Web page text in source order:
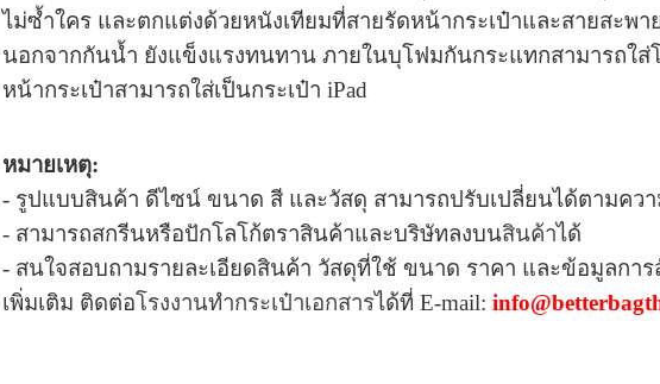
ไม่ซ้ำใคร และตกแต่งด้วยหนังเทียมที่สายรัดหน้ากระเป๋าและสายสะพา
นอกจากกันน้ำ ยังแข็งแรงทนทาน ภายในบุโฟมกันกระแทกสามารถใส่
หน้ากระเป๋าสามารถใส่เป็นกระเป๋า iPad
หมายเหตุ:
- รูปแบบสินค้า ดีไซน์ ขนาด สี และวัสดุ สามารถปรับเปลี่ยนได้ตามควา
- สามารถสกรีนหรือปักโลโก้ตราสินค้าและบริษัทลงบนสินค้าได้
- สนใจสอบถามรายละเอียดสินค้า วัสดุที่ใช้ ขนาด ราคา และข้อมูลการ
เพิ่มเติม ติดต่อโรงงานทำกระเป๋าเอกสารได้ที่ E-mail: